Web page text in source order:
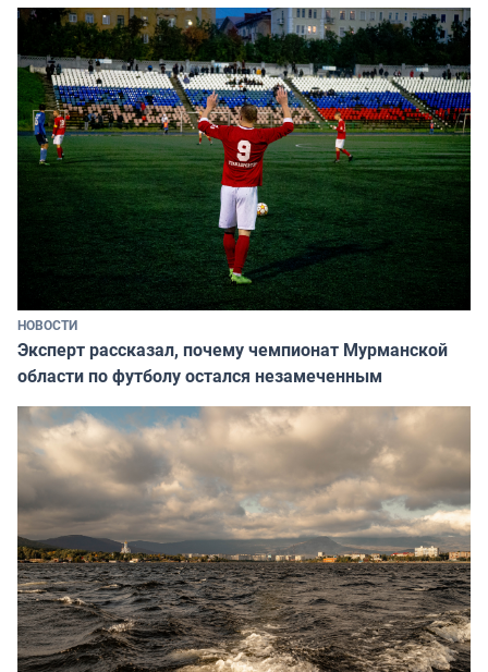
НОВОСТИ
Эксперт рассказал, почему чемпионат Мурманской
области по футболу остался незамеченным